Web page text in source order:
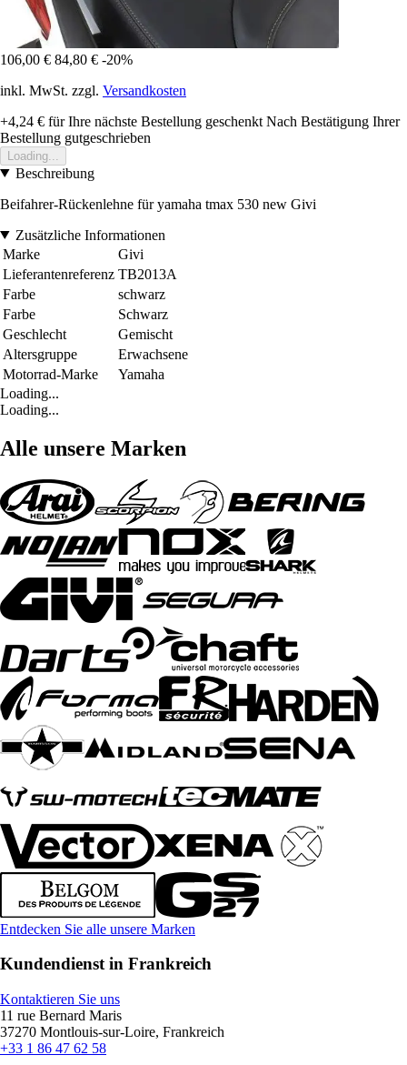
106,00 € 84,80 € -20%
inkl. MwSt. zzgl. Versandkosten
+4,24 € für Ihre nächste Bestellung geschenkt Nach Bestätigung Ihrer
Bestellung gutgeschrieben
Loading...
Beschreibung
Beifahrer-Rückenlehne für yamaha tmax 530 new Givi
Zusätzliche Informationen
Marke
Givi
Lieferantenreferenz TB2013A
Farbe
schwarz
Farbe
Schwarz
Geschlecht
Gemischt
Altersgruppe
Erwachsene
Motorrad-Marke
Yamaha
Loading...
Loading...
Alle unsere Marken
Entdecken Sie alle unsere Marken
Kundendienst in Frankreich
Kontaktieren Sie uns
11 rue Bernard Maris
37270 Montlouis-sur-Loire, Frankreich
+33 1 86 47 62 58